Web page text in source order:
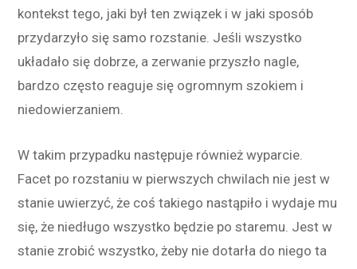
kontekst tego, jaki był ten związek i w jaki sposób
przydarzyło się samo rozstanie. Jeśli wszystko
układało się dobrze, a zerwanie przyszło nagle,
bardzo często reaguje się ogromnym szokiem i
niedowierzaniem.
W takim przypadku następuje również wyparcie.
Facet po rozstaniu w pierwszych chwilach nie jest w
stanie uwierzyć, że coś takiego nastąpiło i wydaje mu
się, że niedługo wszystko będzie po staremu. Jest w
stanie zrobić wszystko, żeby nie dotarła do niego ta